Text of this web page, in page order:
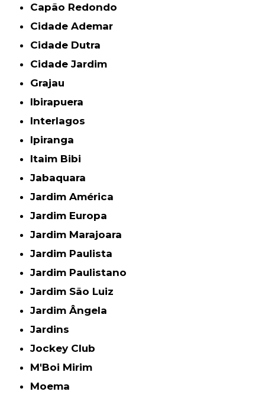
Capão Redondo
Cidade Ademar
Cidade Dutra
Cidade Jardim
Grajau
Ibirapuera
Interlagos
Ipiranga
Itaim Bibi
Jabaquara
Jardim América
Jardim Europa
Jardim Marajoara
Jardim Paulista
Jardim Paulistano
Jardim São Luiz
Jardim Ângela
Jardins
Jockey Club
M'Boi Mirim
Moema